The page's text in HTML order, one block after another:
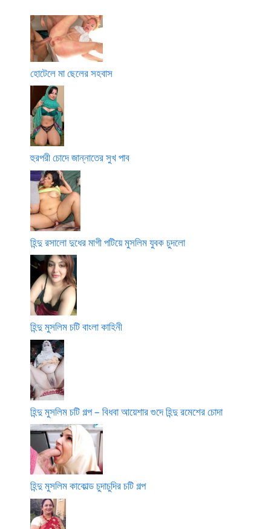
হোটেলে মা ছেলের সহবাস
হুরপরী চোদে জান্নাতের সুখ পাব
হিন্দু রসালো দুধের মাগী পটিয়ে মুসলিম যুবক চুদলো
হিন্দু মুসলিম চটি বাংলা কাহিনী
হিন্দু মুসলিম চটি গল্প – বিধবা আয়েশার গুদে হিন্দু রমেশের চোদা
হিন্দু মুসলিম কাকোল্ড চুদাচুদির চটি গল্প